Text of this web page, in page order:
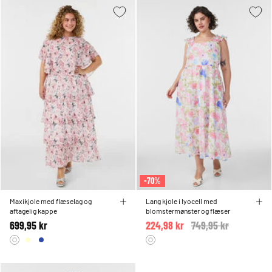
Maxikjole med flæselag og
aftagelig kappe
699,95 kr
-70%
Lang kjole i lyocell med
blomstermønster og flæser
Price reduced from
749,95 kr
224,98 kr